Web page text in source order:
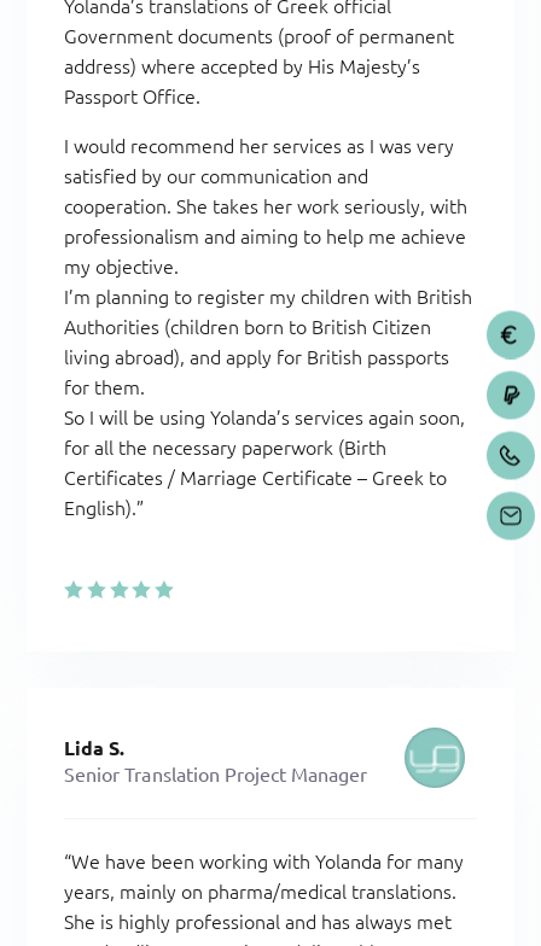
Government documents (proof of permanent
address) where accepted by His Majesty’s
Passport Office.
I would recommend her services as I was very
satisfied by our communication and
cooperation. She takes her work seriously, with
professionalism and aiming to help me achieve
my objective.
I’m planning to register my children with British
Authorities (children born to British Citizen
living abroad), and apply for British passports
for them.
So I will be using Yolanda’s services again soon,
for all the necessary paperwork (Birth
Certificates / Marriage Certificate – Greek to
English).”
Lida S.
Senior Translation Project Manager
“We have been working with Yolanda for many
years, mainly on pharma/medical translations.
She is highly professional and has always met